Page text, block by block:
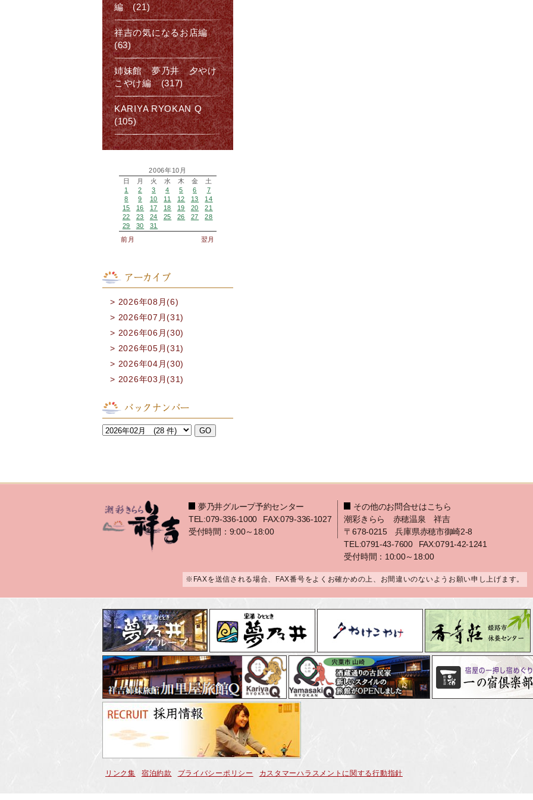
編 (21)
祥吉の気になるお店編
(63)
姉妹館 夢乃井 夕やけ
こやけ編 (317)
KARIYA RYOKAN Q
(105)
2006年10月
日
月 火 水 木 金
土
1
2 3 4 5 6
7
8
9 10 11 12 13
14
15
16 17 18 19 20
21
22
23 24 25 26 27
28
29
30
31
前月
翌月
アーカイブ
2026年08月(6)
2026年07月(31)
2026年06月(30)
2026年05月(31)
2026年04月(30)
2026年03月(31)
バックナンバー
夢乃井グループ予約センター
TEL:079-336-1000
FAX:079-336-1027
受付時間：9:00～18:00
その他のお問合せはこちら
潮彩きらら 赤穂温泉 祥吉
〒678-0215 兵庫県赤穂市御崎2-8
TEL:0791-43-7600
FAX:0791-42-1241
受付時間：10:00～18:00
※FAXを送信される場合、FAX番号をよくお確かめの上、お間違いのないようお願い申し上げます。
リンク集 宿泊約款 プライバシーポリシー カスタマーハラスメントに関する行動指針